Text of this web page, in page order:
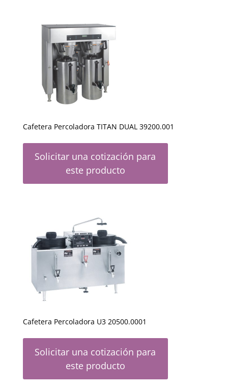
Cafetera Percoladora TITAN DUAL 39200.001
Solicitar una cotización para
este producto
Cafetera Percoladora U3 20500.0001
Solicitar una cotización para
este producto